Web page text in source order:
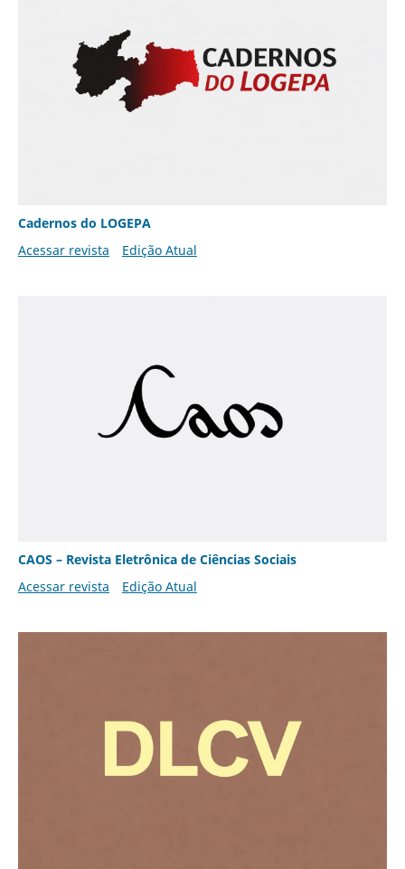
Cadernos do LOGEPA
Acessar revista
Edição Atual
CAOS – Revista Eletrônica de Ciências Sociais
Acessar revista
Edição Atual